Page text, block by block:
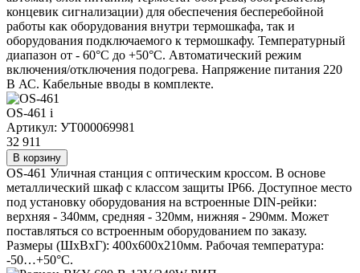
концевик сигнализации) для обеспечения бесперебойной
работы как оборудования внутри термошкафа, так и
оборудования подключаемого к термошкафу. Температурный
диапазон от - 60°C до +50°C. Автоматический режим
включения/отключения подогрева. Напряжение питания 220
В АС. Кабельные вводы в комплекте.
OS-461 i
Артикул: УТ000069981
32 911
В корзину
OS-461 Уличная станция с оптическим кроссом. В основе
металлический шкаф с классом защиты IP66. Доступное место
под установку оборудования на встроенные DIN-рейки:
верхняя - 340мм, средняя - 320мм, нижняя - 290мм. Может
поставляться со встроенным оборудованием по заказу.
Размеры (ШхВхГ): 400x600x210мм. Рабочая температура:
-50…+50°С.